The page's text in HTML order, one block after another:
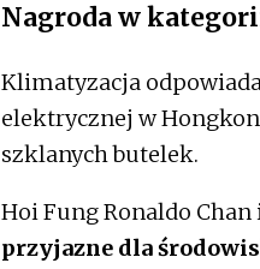
Nagroda w
Klimatyzacja
elektrycznej w
szklanych butelek.
Hoi Fung Ronaldo
przyjazne dla